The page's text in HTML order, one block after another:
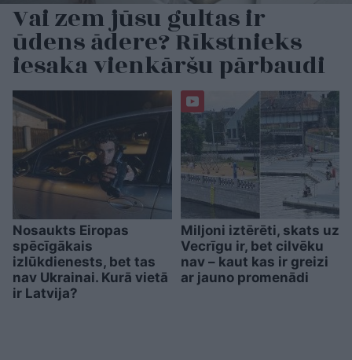
Vai zem jūsu gultas ir
ūdens ādere? Rīkstnieks
iesaka vienkāršu pārbaudi
Nosaukts Eiropas
spēcīgākais
izlūkdienests, bet tas
nav Ukrainai. Kurā vietā
ir Latvija?
Miljoni iztērēti, skats uz
Vecrīgu ir, bet cilvēku
nav – kaut kas ir greizi
ar jauno promenādi